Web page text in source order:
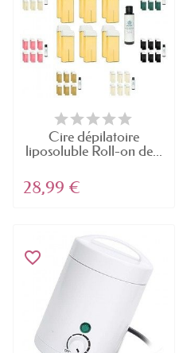
Cire dépilatoire
liposoluble Roll-on de...
28,99 €
favorite_border